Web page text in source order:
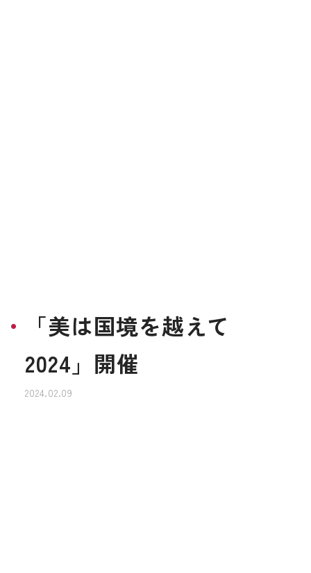
「美は国境を越えて
2024」開催
2024.02.09